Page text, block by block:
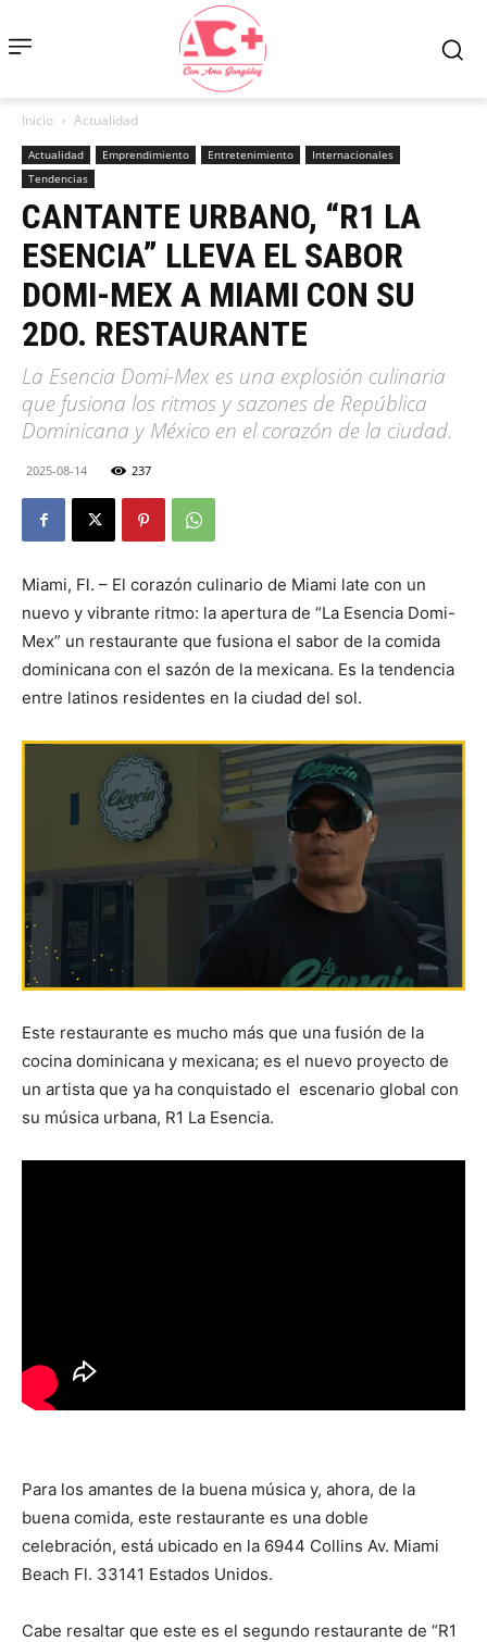
Inicio Actualidad
Actualidad Emprendimiento Entretenimiento
Internacionales
Tendencias
CANTANTE URBANO, “R1 LA
ESENCIA” LLEVA EL SABOR
DOMI-MEX A MIAMI CON SU
2DO. RESTAURANTE
La Esencia Domi-Mex es una explosión culinaria
que fusiona los ritmos y sazones de República
Dominicana y México en el corazón de la ciudad.
2025-08-14 237
Miami, Fl. – El corazón culinario de Miami late con un
nuevo y vibrante ritmo: la apertura de “La Esencia Domi-
Mex” un restaurante que fusiona el sabor de la comida
dominicana con el sazón de la mexicana. Es la tendencia
entre latinos residentes en la ciudad del sol.
Este restaurante es mucho más que una fusión de la
cocina dominicana y mexicana; es el nuevo proyecto de
un artista que ya ha conquistado el escenario global con
su música urbana, R1 La Esencia.
Para los amantes de la buena música y, ahora, de la
buena comida, este restaurante es una doble
celebración, está ubicado en la 6944 Collins Av. Miami
Beach Fl. 33141 Estados Unidos.
Cabe resaltar que este es el segundo restaurante de “R1